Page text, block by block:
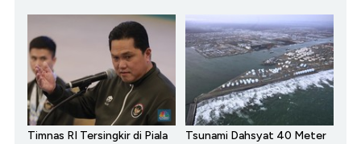
Timnas RI Tersingkir di Piala
Tsunami Dahsyat 40 Meter